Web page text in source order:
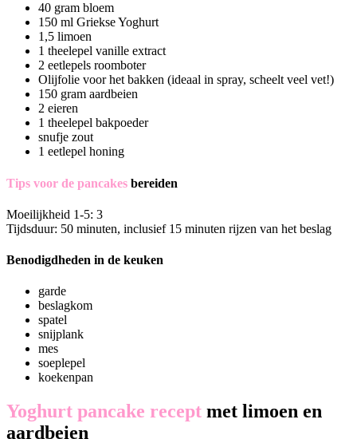
40 gram bloem
150 ml Griekse Yoghurt
1,5 limoen
1 theelepel vanille extract
2 eetlepels roomboter
Olijfolie voor het bakken (ideaal in spray, scheelt veel vet!)
150 gram aardbeien
2 eieren
1 theelepel bakpoeder
snufje zout
1 eetlepel honing
Tips voor de pancakes bereiden
Moeilijkheid 1-5: 3
Tijdsduur: 50 minuten, inclusief 15 minuten rijzen van het beslag
Benodigdheden in de keuken
garde
beslagkom
spatel
snijplank
mes
soeplepel
koekenpan
Yoghurt pancake recept met limoen en
aardbeien